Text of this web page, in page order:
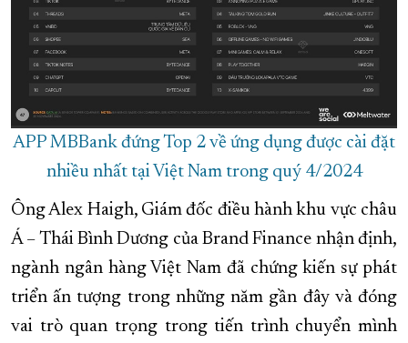
APP MBBank đứng Top 2 về ứng dụng được cài đặt
nhiều nhất tại Việt Nam trong quý 4/2024
Ông Alex Haigh, Giám đốc điều hành khu vực châu
Á – Thái Bình Dương của Brand Finance nhận định,
ngành ngân hàng Việt Nam đã chứng kiến sự phát
triển ấn tượng trong những năm gần đây và đóng
vai trò quan trọng trong tiến trình chuyển mình